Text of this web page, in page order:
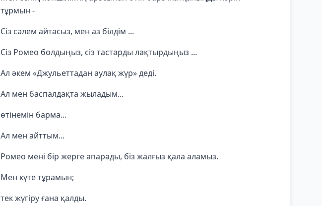
тұрмын -
Сіз сәлем айтасыз, мен аз білдім ...
Сіз Ромео болдыңыз, сіз тастарды лақтырдыңыз ...
Ал әкем «Джульеттадан аулақ жүр» деді.
Ал мен баспалдақта жыладым...
өтінемін барма...
Ал мен айттым...
Ромео мені бір жерге апарады, біз жалғыз қала аламыз.
Мен күте тұрамын;
тек жүгіру ғана қалды.